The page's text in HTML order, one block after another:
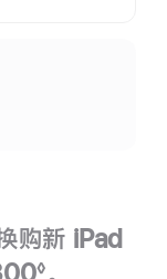
购新 iPad
◊ 。